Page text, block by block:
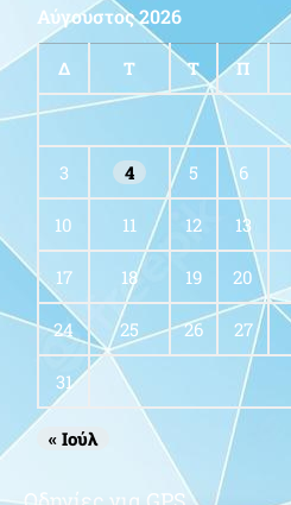
Αύγουστος 2026
Δ Τ Τ Π
3 4 5 6
10 11 12 13
17 18 19 20
24 25 26 27
31
« Ιούλ